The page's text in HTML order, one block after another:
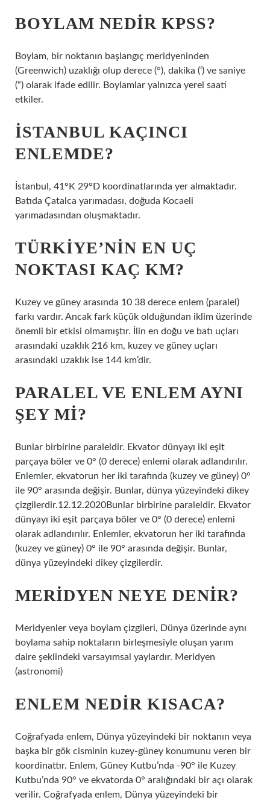
BOYLAM NEDIR KPSS?
Boylam, bir noktanın başlangıç ​​meridyeninden
(Greenwich) uzaklığı olup derece (°), dakika (‘) ve saniye
(“) olarak ifade edilir. Boylamlar yalnızca yerel saati
etkiler.
İSTANBUL KAÇINCI
ENLEMDE?
İstanbul, 41°K 29°D koordinatlarında yer almaktadır.
Batıda Çatalca yarımadası, doğuda Kocaeli
yarımadasından oluşmaktadır.
TÜRKIYE’NIN EN UÇ
NOKTASI KAÇ KM?
Kuzey ve güney arasında 10 38 derece enlem (paralel)
farkı vardır. Ancak fark küçük olduğundan iklim üzerinde
önemli bir etkisi olmamıştır. İlin en doğu ve batı uçları
arasındaki uzaklık 216 km, kuzey ve güney uçları
arasındaki uzaklık ise 144 km’dir.
PARALEL VE ENLEM AYNI
ŞEY MI?
Bunlar birbirine paraleldir. Ekvator dünyayı iki eşit
parçaya böler ve 0° (0 derece) enlemi olarak adlandırılır.
Enlemler, ekvatorun her iki tarafında (kuzey ve güney) 0°
ile 90° arasında değişir. Bunlar, dünya yüzeyindeki dikey
çizgilerdir.12.12.2020Bunlar birbirine paraleldir. Ekvator
dünyayı iki eşit parçaya böler ve 0° (0 derece) enlemi
olarak adlandırılır. Enlemler, ekvatorun her iki tarafında
(kuzey ve güney) 0° ile 90° arasında değişir. Bunlar,
dünya yüzeyindeki dikey çizgilerdir.
MERIDYEN NEYE DENIR?
Meridyenler veya boylam çizgileri, Dünya üzerinde aynı
boylama sahip noktaların birleşmesiyle oluşan yarım
daire şeklindeki varsayımsal yaylardır. Meridyen
(astronomi)
ENLEM NEDIR KISACA?
Coğrafyada enlem, Dünya yüzeyindeki bir noktanın veya
başka bir gök cisminin kuzey-güney konumunu veren bir
koordinattır. Enlem, Güney Kutbu’nda -90° ile Kuzey
Kutbu’nda 90° ve ekvatorda 0° aralığındaki bir açı olarak
verilir. Coğrafyada enlem, Dünya yüzeyindeki bir